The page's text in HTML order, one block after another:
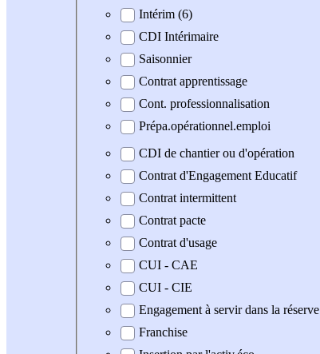
Intérim (6)
CDI Intérimaire
Saisonnier
Contrat apprentissage
Cont. professionnalisation
Prépa.opérationnel.emploi
CDI de chantier ou d'opération
Contrat d'Engagement Educatif
Contrat intermittent
Contrat pacte
Contrat d'usage
CUI - CAE
CUI - CIE
Engagement à servir dans la réserve
Franchise